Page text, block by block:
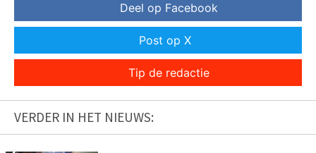
Deel op Facebook
Post op X
Tip de redactie
VERDER IN HET NIEUWS: